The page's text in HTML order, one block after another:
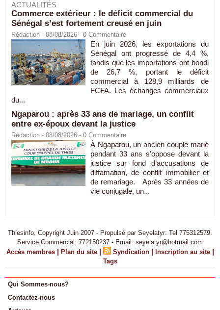
ACTUALITÉS
Commerce extérieur : le déficit commercial du
Sénégal s’est fortement creusé en juin
Rédaction - 08/08/2026 - 0 Commentaire
En juin 2026, les exportations du
Sénégal ont progressé de 4,4 %,
tandis que les importations ont bondi
de 26,7 %, portant le déficit
commercial à 128,9 milliards de
FCFA. Les échanges commerciaux
du...
Ngaparou : après 33 ans de mariage, un conflit
entre ex-époux devant la justice
Rédaction - 08/08/2026 - 0 Commentaire
À Ngaparou, un ancien couple marié
pendant 33 ans s’oppose devant la
justice sur fond d’accusations de
diffamation, de conflit immobilier et
de remariage. Après 33 années de
vie conjugale, un...
Thiesinfo, Copyright Juin 2007 - Propulsé par Seyelatyr: Tel 775312579.
Service Commercial: 772150237 - Email: seyelatyr@hotmail.com
Accès membres | Plan du site | Syndication | Inscription au site |
Tags
Qui Sommes-nous?
Contactez-nous